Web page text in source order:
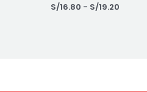
S/16.80 - S/19.20